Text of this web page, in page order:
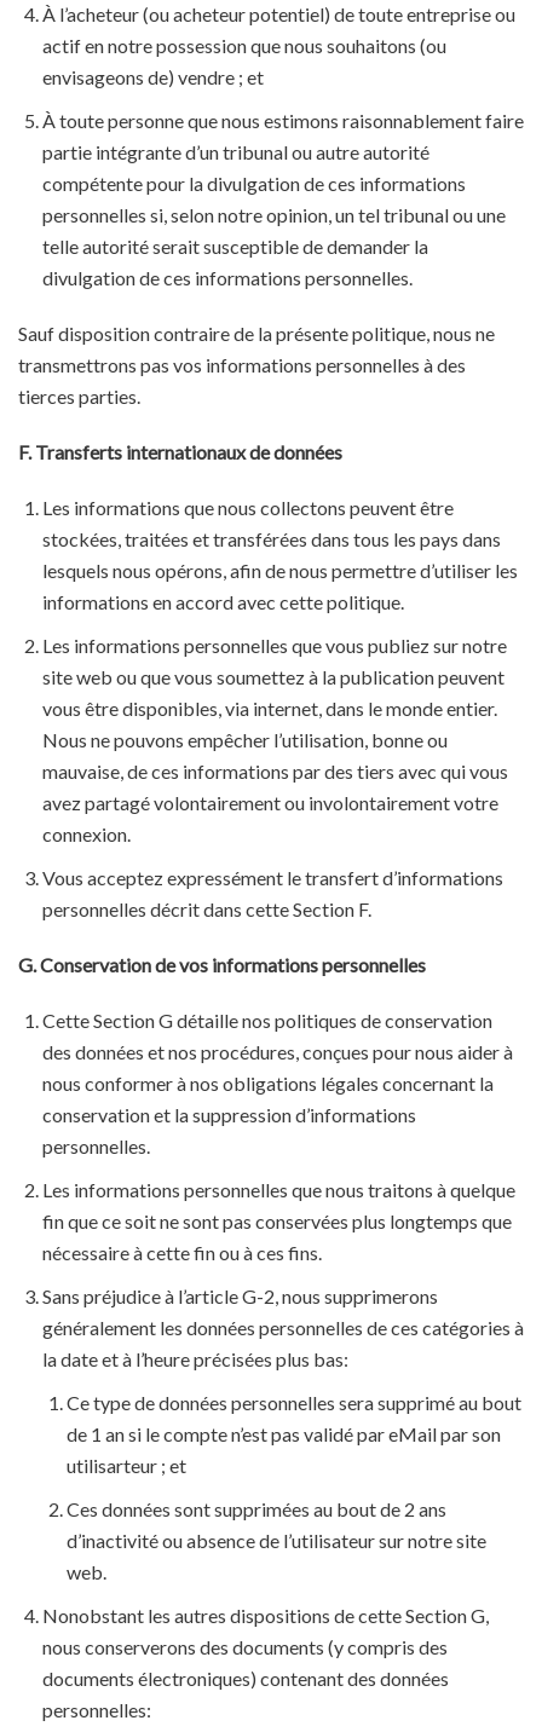
À l’acheteur (ou acheteur potentiel) de toute entreprise ou
actif en notre possession que nous souhaitons (ou
envisageons de) vendre ; et
À toute personne que nous estimons raisonnablement faire
partie intégrante d’un tribunal ou autre autorité
compétente pour la divulgation de ces informations
personnelles si, selon notre opinion, un tel tribunal ou une
telle autorité serait susceptible de demander la
divulgation de ces informations personnelles.
Sauf disposition contraire de la présente politique, nous ne
transmettrons pas vos informations personnelles à des
tierces parties.
F. Transferts internationaux de données
Les informations que nous collectons peuvent être
stockées, traitées et transférées dans tous les pays dans
lesquels nous opérons, afin de nous permettre d’utiliser les
informations en accord avec cette politique.
Les informations personnelles que vous publiez sur notre
site web ou que vous soumettez à la publication peuvent
vous être disponibles, via internet, dans le monde entier.
Nous ne pouvons empêcher l’utilisation, bonne ou
mauvaise, de ces informations par des tiers avec qui vous
avez partagé volontairement ou involontairement votre
connexion.
Vous acceptez expressément le transfert d’informations
personnelles décrit dans cette Section F.
G. Conservation de vos informations personnelles
Cette Section G détaille nos politiques de conservation
des données et nos procédures, conçues pour nous aider à
nous conformer à nos obligations légales concernant la
conservation et la suppression d’informations
personnelles.
Les informations personnelles que nous traitons à quelque
fin que ce soit ne sont pas conservées plus longtemps que
nécessaire à cette fin ou à ces fins.
Sans préjudice à l’article G-2, nous supprimerons
généralement les données personnelles de ces catégories à
la date et à l’heure précisées plus bas:
Ce type de données personnelles sera supprimé au bout
de 1 an si le compte n’est pas validé par eMail par son
utilisarteur ; et
Ces données sont supprimées au bout de 2 ans
d’inactivité ou absence de l’utilisateur sur notre site
web.
Nonobstant les autres dispositions de cette Section G,
nous conserverons des documents (y compris des
documents électroniques) contenant des données
personnelles: